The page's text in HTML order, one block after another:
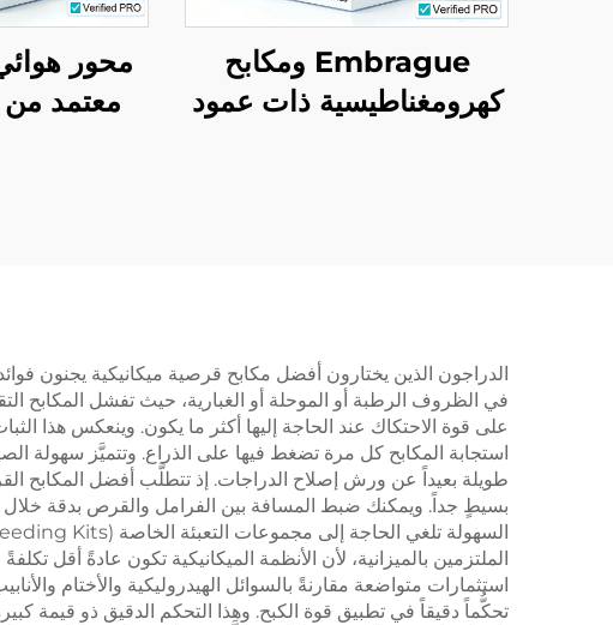
Embrague ومكابح
كهرومغناطيسية ذات عمود
محور
الدراجون الذين يختارون أفضل مكابح قرصية ميكانيكية يجنون
في الظروف الرطبة أو الموحلة أو الغبارية، حيث تفشل المكابح
على قوة الاحتكاك عند الحاجة إليها أكثر ما يكون. وينعكس هذا
استجابة المكابح كل مرة تضغط فيها على الذراع. وتتميَّز سهولة
طويلة بعيداً عن ورش إصلاح الدراجات. إذ تتطلَّب أفضل المكابح
بسيطٍ جداً. ويمكنك ضبط المسافة بين الفرامل والقرص بدقة خلال
الملتزمين بالميزانية، لأن الأنظمة الميكانيكية تكون عادةً أقل
تحكُّماً دقيقاً في تطبيق قوة الكبح. وهذا التحكم الدقيق ذو قيمة